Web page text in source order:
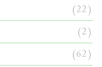
(22)
(2)
(62)